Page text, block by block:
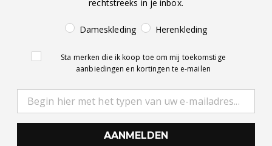
rechtstreeks in je inbox.
Dameskleding Herenkleding
Sta merken die ik koop toe om mij toekomstige
aanbiedingen en kortingen te e-mailen
AANMELDEN